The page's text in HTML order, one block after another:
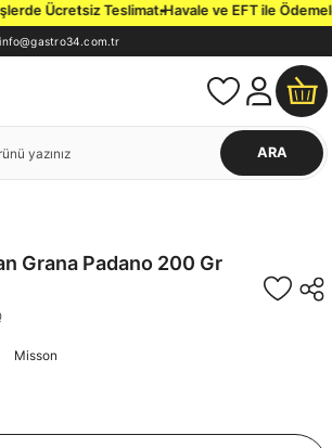
Ücretsiz Teslimat.Havale ve EFT ile
info@gastro34.com.tr
ARA
Grana Padano 200 Gr
Misson